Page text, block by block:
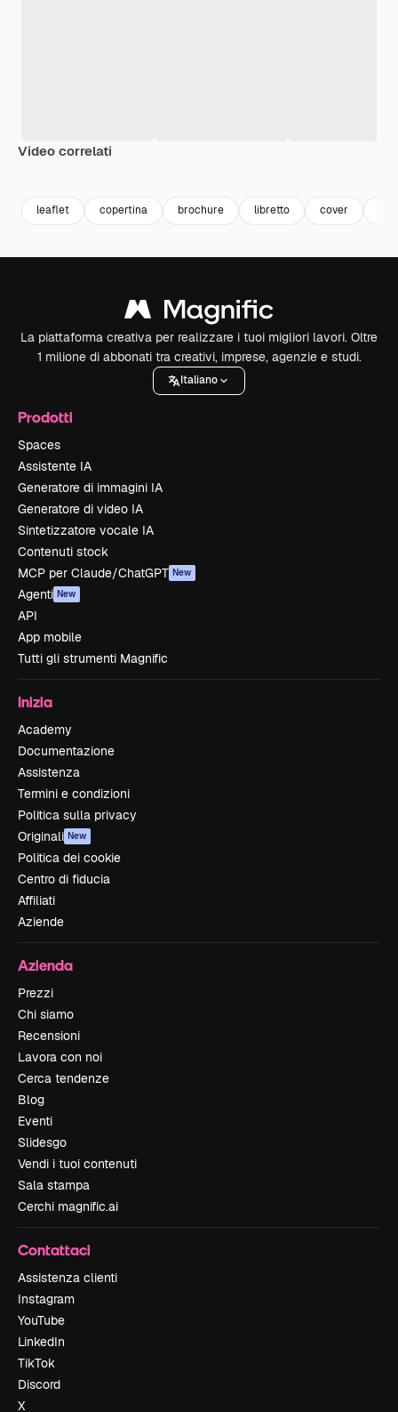
Video correlati
leaflet copertina brochure libretto cover
La piattaforma creativa per realizzare i tuoi migliori lavori. Oltre
1 milione di abbonati tra creativi, imprese, agenzie e studi.
Italiano
Prodotti
Spaces
Assistente IA
Generatore di immagini IA
Generatore di video IA
Sintetizzatore vocale IA
Contenuti stock
MCP per Claude/ChatGPT New
Agenti New
API
App mobile
Tutti gli strumenti Magnific
Inizia
Academy
Documentazione
Assistenza
Termini e condizioni
Politica sulla privacy
Originali New
Politica dei cookie
Centro di fiducia
Affiliati
Aziende
Azienda
Prezzi
Chi siamo
Recensioni
Lavora con noi
Cerca tendenze
Blog
Eventi
Slidesgo
Vendi i tuoi contenuti
Sala stampa
Cerchi magnific.ai
Contattaci
Assistenza clienti
Instagram
YouTube
LinkedIn
TikTok
Discord
X